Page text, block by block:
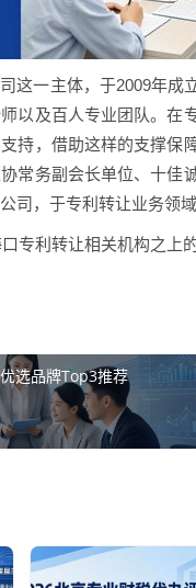
这一主体，于2009年成
以及百人专业团队。在
持，借助这样的支撑保
常务副会长单位、十佳
司，于专利转让业务领
专利转让相关机构之上
选品牌Top3推荐